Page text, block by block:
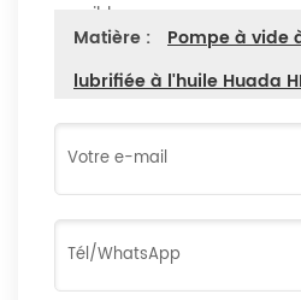
possible
Matière :
Pompe à vide
lubrifiée à l'huile Huada